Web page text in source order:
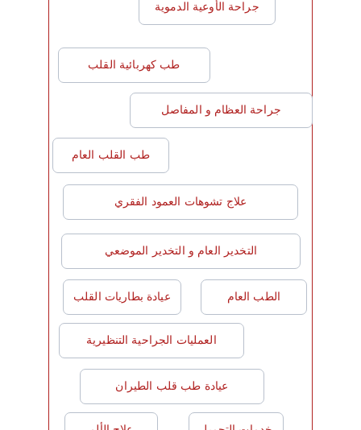
علاج تشوهات العمود الفقري
طب كهربائية القلب
جراحة الأوعية الدموية
جراحة العظام و المفاصل
طب القلب العام
الطب العام
التخدير العام و التخدير الموضعي
عيادة طب قلب الطيران
عيادة بطاريات القلب
العمليات الجراحية التنظيرية